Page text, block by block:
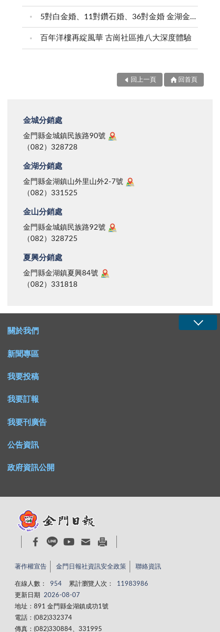
5對白金婚、11對鑽石婚、36對金婚 金湖金沙夫妻共享榮耀時刻 陳福海表揚金鑽婚夫妻 向半世紀相守家庭典範致敬
百年洋樓再綻風華 古崗社區推八大深度體驗
回上一頁 回首頁
金城分銷處
金門縣金城鎮民族路90號
（082）328728
金湖分銷處
金門縣金湖鎮山外里山外2-7號
（082）331525
金山分銷處
金門縣金城鎮民族路92號
（082）328725
夏興分銷處
金門縣金湖鎮夏興84號
（082）331818
關於我們
新聞專區
我要投稿
我要訂報
我要刊廣告
公告資訊
政府資訊公開
著作權宣告 金門日報社資訊安全政策 聯絡資訊
在線人數： 954 累計瀏覽人次：
11983986
更新日期
2026-08-07
地址：891 金門縣金湖鎮成功1號
電話：(082)332374
傳真：(082)330884、331995